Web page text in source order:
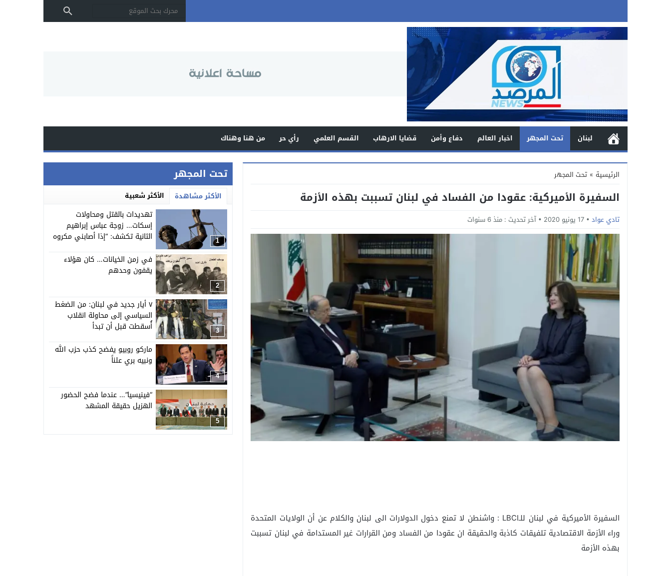
لبنان تحت المجهر اخبار العالم دفاع وأمن قضايا الارهاب القسم العلمي رأي حر من هنا وهناك
الرئيسية » تحت المجهر
السفيرة الأميركية: عقودا من الفساد في لبنان تسببت بهذه الأزمة
تادي عواد 17 يونيو 2020 آخر تحديث : منذ 6 سنوات
‏السفيرة الأميركية في لبنان للـLBCI : واشنطن لا تمنع دخول الدولارات الى لبنان والكلام عن أن الولايات المتحدة
وراء الأزمة الاقتصادية تلفيقات كاذبة والحقيقة ان عقودا من الفساد ومن القرارات غير المستدامة في لبنان تسببت
بهذه الأزمة
تحت المجهر
الأكثر مشاهدة الأكثر شعبية
1
تهديدات بالقتل ومحاولات
إسكات… زوجة عباس إبراهيم
الثانية تكشف: “إذا أصابني مكروه
2
في زمن الخيانات… كان هؤلاء
يقفون وحدهم
3
٧ أيار جديد في لبنان: من الضغط
السياسي إلى محاولة انقلاب
أُسقطت قبل أن تبدأ
4
ماركو روبيو يفضح كذب حزب الله
ونبيه بري علناً
5
“فينيسيا”… عندما فضح الحضور
الهزيل حقيقة المشهد